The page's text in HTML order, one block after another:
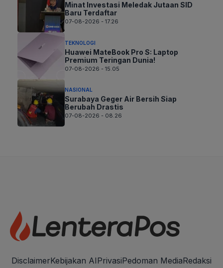
Minat Investasi Meledak Jutaan SID
Baru Terdaftar
07-08-2026 - 17.26
TEKNOLOGI
Huawei MateBook Pro S: Laptop
Premium Teringan Dunia!
07-08-2026 - 15.05
NASIONAL
Surabaya Geger Air Bersih Siap
Berubah Drastis
07-08-2026 - 08.26
DisclaimerKebijakan AIPrivasiPedoman MediaRedaksi